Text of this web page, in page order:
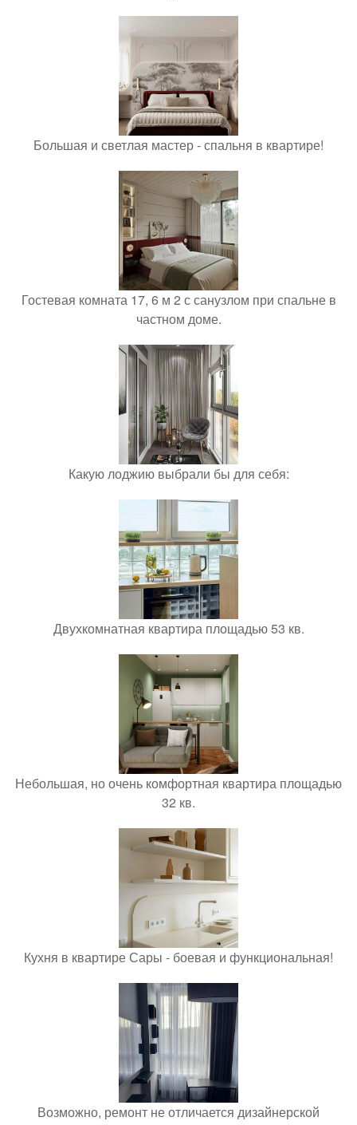
Большая и светлая мастер - спальня в квартире!
Гостевая комната 17, 6 м 2 с санузлом при спальне в
частном доме.
Какую лоджию выбрали бы для себя:
Двухкомнатная квартира площадью 53 кв.
Небольшая, но очень комфортная квартира площадью
32 кв.
Кухня в квартире Сары - боевая и функциональная!
Возможно, ремонт не отличается дизайнерской